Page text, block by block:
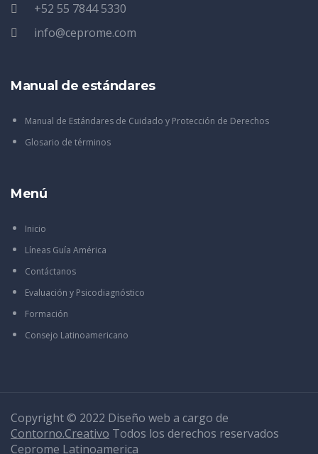
+52 55 7844 5330
info@ceprome.com
Manual de estándares
Manual de Estándares de Cuidado y Protección de Derechos
Glosario de términos
Menú
Inicio
Líneas Guía América
Contáctanos
Evaluación y Psicodiagnóstico
Formación
Consejo Latinoamericano
Copyright © 2022 Diseño web a cargo de
Contorno.Creativo Todos los derechos reservados
Ceprome Latinoamerica